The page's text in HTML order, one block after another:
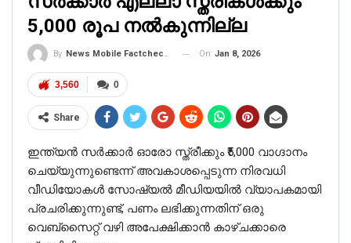
5,000 രൂപ നൽകുന്നില്ല
By News Mobile Factcheck Bureau On Jan 8, 2026
0
3,560
Share
ഇന്ത്യൻ സർക്കാർ ഓരോ സ്ത്രീക്കും ₹5,000 വാഗ്ദാനം
ചെയ്യുന്നുണ്ടെന്ന് അവകാശപ്പെടുന്ന നിരവധി
വീഡിയോകൾ സോഷ്യൽ മീഡിയയിൽ വ്യാപകമായി
പ്രചരിക്കുന്നുണ്ട്, പണം ലഭിക്കുന്നതിന് ഒരു
വെബ്‌സൈറ്റ് വഴി അപേക്ഷിക്കാൻ കാഴ്ചക്കാരെ